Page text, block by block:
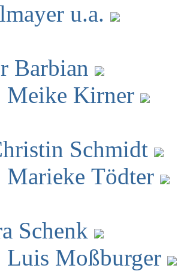
u.a.
Barbian
Meike Kirner
Schmidt
Marieke Tödter
Schenk
Luis Moßburger